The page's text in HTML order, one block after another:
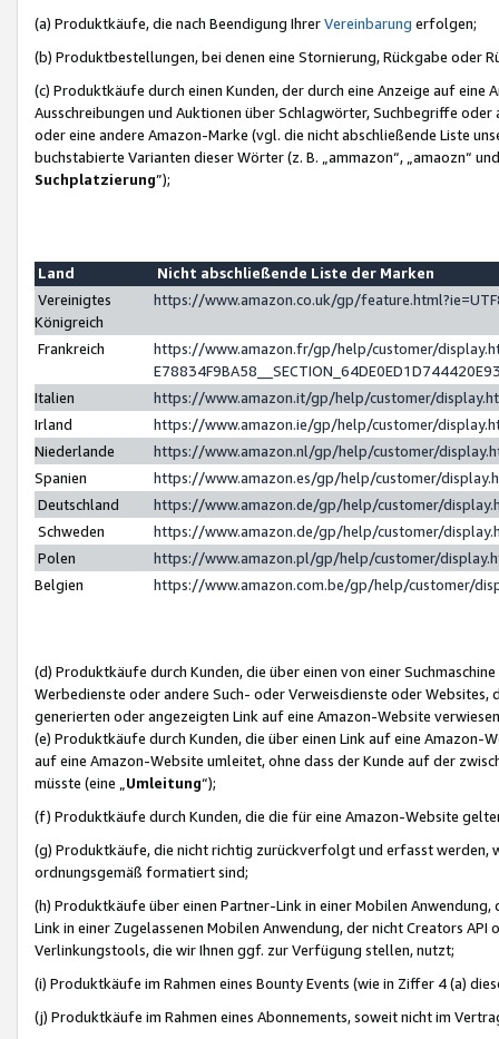
(a) Produktkäufe, die nach Beendigung IhrerVereinbarung erfolgen;
(b) Produktbestellungen, bei denen eine Stornierung, Rückgabe oder
(c) Produktkäufe durch einen Kunden, der durch eine Anzeige auf
Ausschreibungen und Auktionen über Schlagwörter, Suchbegriffe
oder eine andere Amazon-Marke (vgl. die nicht abschließende Liste
buchstabierte Varianten dieser Wörter (z. B. „ammazon“, „amaozn“
Suchplatzierung”);
Land
Nicht abschließende Liste der Marken
Vereinigtes
Königreich
https://www.amazon.co.uk/gp/
Frankreich
https://www.amazon.fr/gp/help/customer/
Italien
https://www.amazon.it/gp/help/customer/
Irland
https://www.amazon.ie/gp/help/customer/
Niederlande
https://www.amazon.nl/gp/help/customer/
Spanien
https://www.amazon.es/gp/help/customer/
Deutschland
https://www.amazon.de/gp/help/customer/
Schweden
https://www.amazon.de/gp/help/customer/
Polen
https://www.amazon.pl/gp/help/customer/
Belgien
https://www.amazon.com.be/gp/help/customer/
(d) Produktkäufe durch Kunden, die über einen von einer
Werbedienste oder andere Such- oder Verweisdienste oder Websites,
generierten oder angezeigten Link auf eine Amazon-Website
(e) Produktkäufe durch Kunden, die über einen Link auf eine
auf eine Amazon-Website umleitet, ohne dass der Kunde auf der
müsste (eine „ Umleitung“);
(f) Produktkäufe durch Kunden, die die für eine Amazon-Website
(g) Produktkäufe, die nicht richtig zurückverfolgt und erfasst werden,
ordnungsgemäß formatiert sind;
(h) Produktkäufe über einen Partner-Link in einer Mobilen
Link in einer Zugelassenen Mobilen Anwendung, der nicht Creators
Verlinkungstools, die wir Ihnen ggf. zur Verfügung stellen, nutzt;
(i) Produktkäufe im Rahmen eines Bounty Events (wie in Ziffer 4 (a)
(j) Produktkäufe im Rahmen eines Abonnements, soweit nicht im